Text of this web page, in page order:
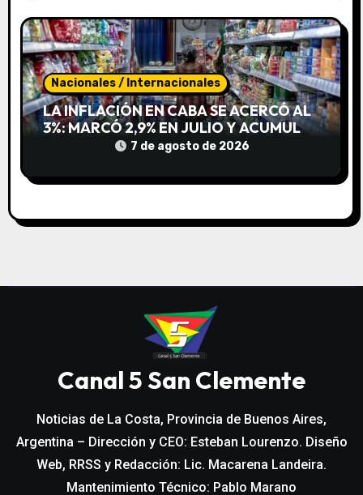
Nacionales / Internacionales
LA INFLACIÓN EN CABA SE ACERCÓ AL
3%: MARCÓ 2,9% EN JULIO Y ACUMULA
19,4% EN LO QUE VA DEL AÑO
7 de agosto de 2026
Canal 5 San Clemente
Noticias de La Costa, Provincia de Buenos Aires,
Argentina – Dirección y CEO: Esteban Lourenzo. Diseño
Web, RRSS y Redacción: Lic. Macarena Landeira.
Mantenimiento Técnico: Pablo Marano